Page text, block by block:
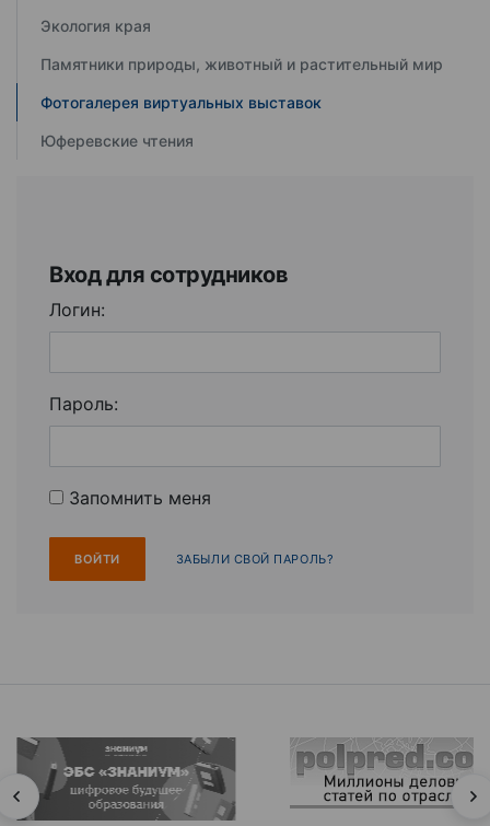
Экология края
Памятники природы, животный и растительный мир
Фотогалерея виртуальных выставок
Юферевские чтения
Вход для сотрудников
Логин:
Пароль:
Запомнить меня
ЗАБЫЛИ СВОЙ ПАРОЛЬ?